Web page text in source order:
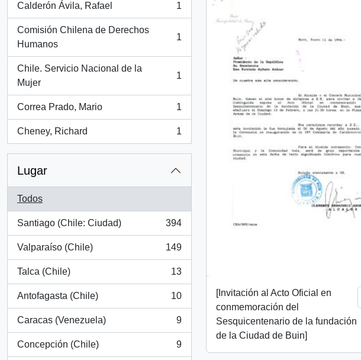
Calderón Ávila, Rafael
, 1 resultados
1
Comisión Chilena de Derechos
Humanos
, 1 resultados
1
Chile. Servicio Nacional de la
Mujer
, 1 resultados
1
Correa Prado, Mario
, 1 resultados
1
Cheney, Richard
, 1 resultados
1
Lugar
Todos
Santiago (Chile: Ciudad)
, 394 resultados
394
Valparaíso (Chile)
, 149 resultados
149
Talca (Chile)
, 13 resultados
13
Antofagasta (Chile)
, 10 resultados
10
Caracas (Venezuela)
, 9 resultados
9
Concepción (Chile)
, 9 resultados
9
[Invitación al Acto Oficial en
conmemoración del
Sesquicentenario de la fundación
de la Ciudad de Buin]